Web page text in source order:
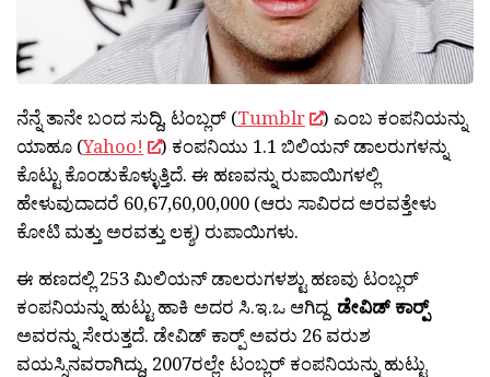
ನೆನ್ನೆ ತಾನೇ ಬಂದ ಸುದ್ದಿ, ಟಂಬ್ಲರ್ (Tumblr
) ಎಂಬ ಕಂಪನಿಯನ್ನು
ಯಾಹೂ (Yahoo!
) ಕಂಪನಿಯು 1.1 ಬಿಲಿಯನ್ ಡಾಲರುಗಳನ್ನು
ಕೊಟ್ಟು ಕೊಂಡುಕೊಳ್ಳುತ್ತಿದೆ. ಈ ಹಣವನ್ನು ರುಪಾಯಿಗಳಲ್ಲಿ
ಹೇಳುವುದಾದರೆ 60,67,60,00,000 (ಆರು ಸಾವಿರದ ಅರವತ್ತೇಳು
ಕೋಟಿ ಮತ್ತು ಅರವತ್ತು ಲಕ್ಶ) ರುಪಾಯಿಗಳು.
ಈ ಹಣದಲ್ಲಿ 253 ಮಿಲಿಯನ್ ಡಾಲರುಗಳಶ್ಟು ಹಣವು ಟಂಬ್ಲರ್
ಕಂಪನಿಯನ್ನು ಹುಟ್ಟು ಹಾಕಿ ಅದರ ಸಿ.ಇ.ಒ ಆಗಿದ್ದ ಡೇವಿಡ್ ಕಾರ‍್ಪ್
ಅವರನ್ನು ಸೇರುತ್ತದೆ. ಡೇವಿಡ್ ಕಾರ‍್ಪ್ ಅವರು 26 ವರುಶ
ವಯಸ್ಸಿನವರಾಗಿದ್ದು, 2007ರಲ್ಲೇ ಟಂಬ್ಲರ್ ಕಂಪನಿಯನ್ನು ಹುಟ್ಟು